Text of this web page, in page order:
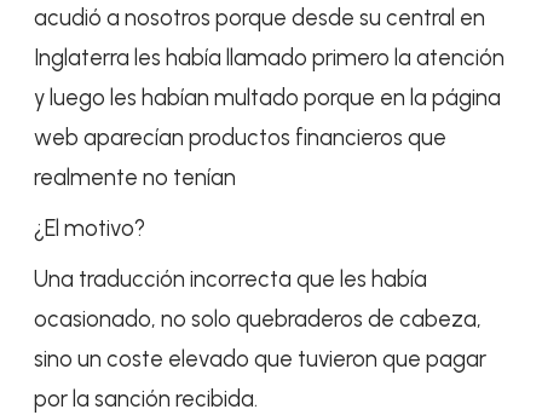
acudió a nosotros porque desde su central en
Inglaterra les había llamado primero la atención
y luego les habían multado porque en la página
web aparecían productos financieros que
realmente no tenían
¿El motivo?
Una traducción incorrecta que les había
ocasionado, no solo quebraderos de cabeza,
sino un coste elevado que tuvieron que pagar
por la sanción recibida.